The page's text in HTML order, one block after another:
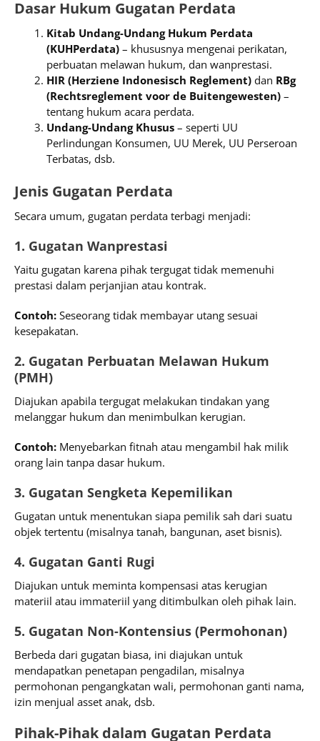
Dasar Hukum Gugatan Perdata
Kitab Undang-Undang Hukum Perdata
(KUHPerdata) – khususnya mengenai perikatan,
perbuatan melawan hukum, dan wanprestasi.
HIR (Herziene Indonesisch Reglement) dan RBg
(Rechtsreglement voor de Buitengewesten) –
tentang hukum acara perdata.
Undang-Undang Khusus – seperti UU
Perlindungan Konsumen, UU Merek, UU Perseroan
Terbatas, dsb.
Jenis Gugatan Perdata
Secara umum, gugatan perdata terbagi menjadi:
1. Gugatan Wanprestasi
Yaitu gugatan karena pihak tergugat tidak memenuhi
prestasi dalam perjanjian atau kontrak.
Contoh: Seseorang tidak membayar utang sesuai
kesepakatan.
2. Gugatan Perbuatan Melawan Hukum
(PMH)
Diajukan apabila tergugat melakukan tindakan yang
melanggar hukum dan menimbulkan kerugian.
Contoh: Menyebarkan fitnah atau mengambil hak milik
orang lain tanpa dasar hukum.
3. Gugatan Sengketa Kepemilikan
Gugatan untuk menentukan siapa pemilik sah dari suatu
objek tertentu (misalnya tanah, bangunan, aset bisnis).
4. Gugatan Ganti Rugi
Diajukan untuk meminta kompensasi atas kerugian
materiil atau immateriil yang ditimbulkan oleh pihak lain.
5. Gugatan Non-Kontensius (Permohonan)
Berbeda dari gugatan biasa, ini diajukan untuk
mendapatkan penetapan pengadilan, misalnya
permohonan pengangkatan wali, permohonan ganti nama,
izin menjual asset anak, dsb.
Pihak-Pihak dalam Gugatan Perdata